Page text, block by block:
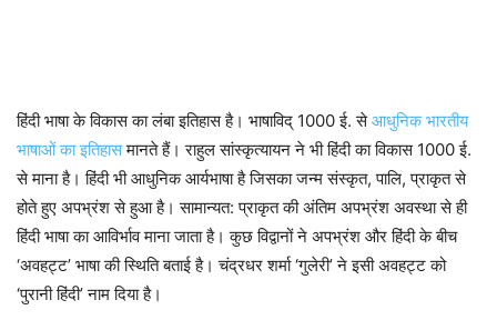
हिंदी भाषा के विकास का लंबा इतिहास है। भाषाविद् 1000 ई. सेआधुनिक भारतीय
भाषाओं का इतिहासमानते हैं। राहुल सांस्कृत्यायन ने भी हिंदी का विकास 1000 ई.
से माना है। हिंदी भी आधुनिक आर्यभाषा है जिसका जन्म संस्कृत, पालि, प्राकृत से
होते हुए अपभ्रंश से हुआ है। सामान्यत: प्राकृत की अंतिम अपभ्रंश अवस्था से ही
हिंदी भाषा का आविर्भाव माना जाता है। कुछ विद्वानों ने अपभ्रंश और हिंदी के बीच
‘अवहट्ट’ भाषा की स्थिति बताई है। चंद्रधर शर्मा ‘गुलेरी’ ने इसी अवहट्ट को
‘पुरानी हिंदी’ नाम दिया है।